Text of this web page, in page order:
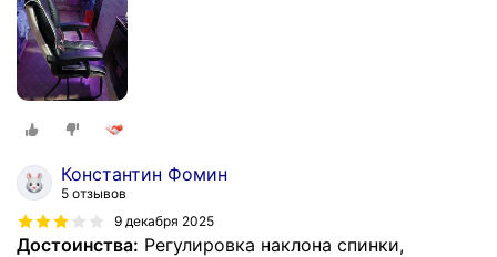
Константин Фомин
5 отзывов
9 декабря 2025
Достоинства: Регулировка наклона спинки,